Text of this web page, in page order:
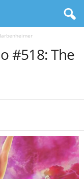
#518: The